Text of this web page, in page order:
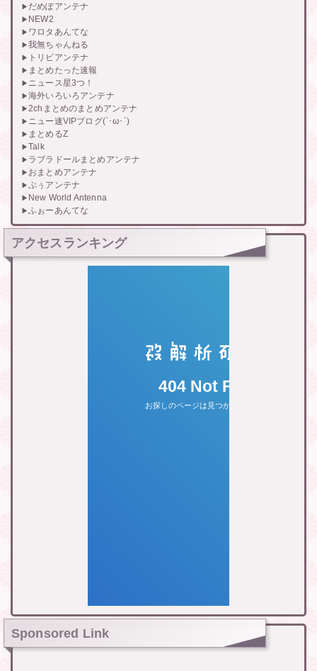
だめぽアンテナ
NEW2
ワロタあんてな
我無ちゃんねる
トリビアンテナ
まとめたった速報
ニュース星3つ！
海外いろいろアンテナ
2chまとめのまとめアンテナ
ニュー速VIPブログ(`･ω･´)
まとめるZ
Talk
ラブラドールまとめアンテナ
おまとめアンテナ
ぷぅアンテナ
New World Antenna
ふぉーあんてな
アクセスランキング
Sponsored Link